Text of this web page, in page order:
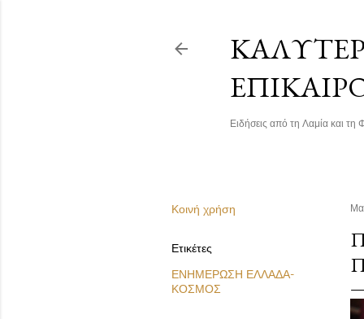
Ειδήσεις από τη Λαμία και τη
Κοινή χρήση
Ετικέτες
ΕΝΗΜΕΡΩΣΗ ΕΛΛΑΔΑ-
ΚΟΣΜΟΣ